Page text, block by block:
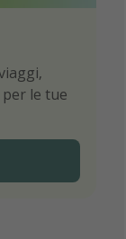
le tue
di